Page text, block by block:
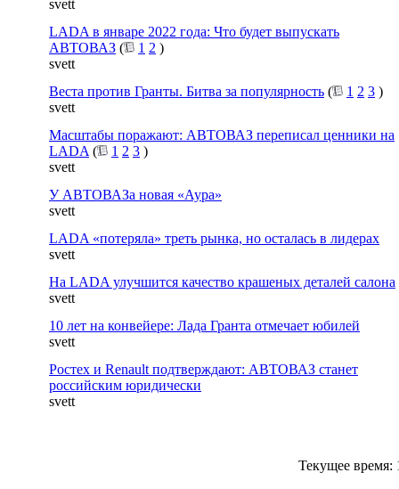
svett
LADA в январе 2022 года: Что будет выпускать
АВТОВАЗ ( 1 2 )
svett
Веста против Гранты. Битва за популярность ( 1 2 3 )
svett
Масштабы поражают: АВТОВАЗ переписал ценники на
LADA ( 1 2 3 )
svett
У АВТОВАЗа новая «Аура»
svett
LADA «потеряла» треть рынка, но осталась в лидерах
svett
На LADA улучшится качество крашеных деталей салона
svett
10 лет на конвейере: Лада Гранта отмечает юбилей
svett
Ростех и Renault подтверждают: АВТОВАЗ станет
российским юридически
svett
Текущее время: